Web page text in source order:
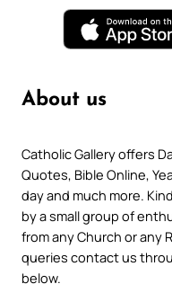
About us
Catholic Gallery offers
Quotes, Bible Online,
day and much more.
by a small group of
from any Church or any
queries contact us
below.